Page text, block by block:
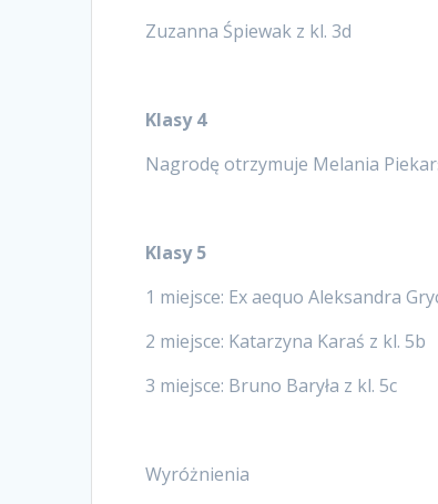
Zuzanna Śpiewak z kl. 3d
Klasy 4
Nagrodę otrzymuje Melania
Klasy 5
1 miejsce: Ex aequo Aleksandra
2 miejsce: Katarzyna Karaś z kl. 5b
3 miejsce: Bruno Baryła z kl. 5c
Wyróżnienia